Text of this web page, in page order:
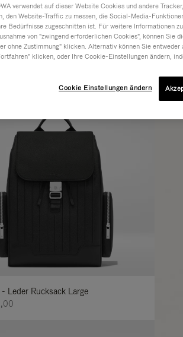
Verfeinern
mit:
KOLLEKTION
Leder Rucksack Large
verwendet auf dieser Website Cookies und andere
den Website-Traffic zu messen, die Social-Media-
Bedürfnisse zugeschnitten ist. Für weitere Informationen
von "zwingend erforderlichen Cookies", können Sie
ohne Zustimmung" klicken. Alternativ können Sie
klicken, oder Ihre Cookie-Einstellungen ändern,
Cookie Einstellungen ändern